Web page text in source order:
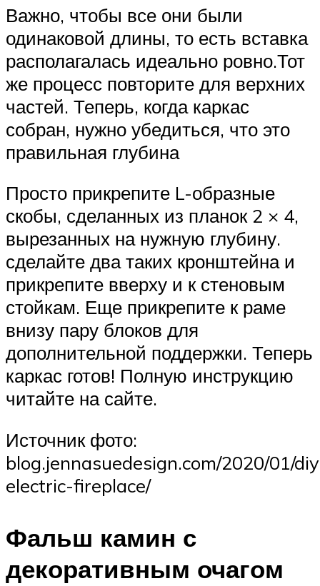
Важно, чтобы все они были
одинаковой длины, то есть вставка
располагалась идеально ровно.Тот
же процесс повторите для верхних
частей. Теперь, когда каркас
собран, нужно убедиться, что это
правильная глубина
Просто прикрепите L-образные
скобы, сделанных из планок 2 × 4,
вырезанных на нужную глубину.
сделайте два таких кронштейна и
прикрепите вверху и к стеновым
стойкам. Еще прикрепите к раме
внизу пару блоков для
дополнительной поддержки. Теперь
каркас готов! Полную инструкцию
читайте на сайте.
Источник фото:
blog.jennasuedesign.com/2020/01/
electric-fireplace/
Фальш камин с
декоративным очагом